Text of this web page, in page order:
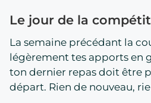
Le jour de la
La semaine précédant la
légèrement tes apports en
ton dernier repas doit être
départ. Rien de nouveau,